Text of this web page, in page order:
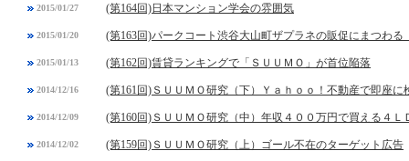
2015/01/27 (第164回)日本マンション学会の雰囲気
2015/01/20 (第163回)パークコート渋谷大山町ザプラネの販促にまつわる
2015/01/13 (第162回)賃貸ランキングで「ＳＵＵＭＯ」が首位陥落
2014/12/16 (第161回)ＳＵＵＭＯ研究（下）Ｙａｈｏｏ！不動産で即座に
2014/12/09 (第160回)ＳＵＵＭＯ研究（中）年収４００万円で買える４Ｌ
2014/12/02 (第159回)ＳＵＵＭＯ研究（上）ゴール不在のターゲット広告